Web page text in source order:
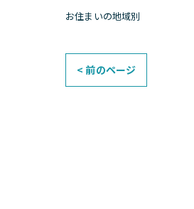
お住まいの地域別
< 前のページ